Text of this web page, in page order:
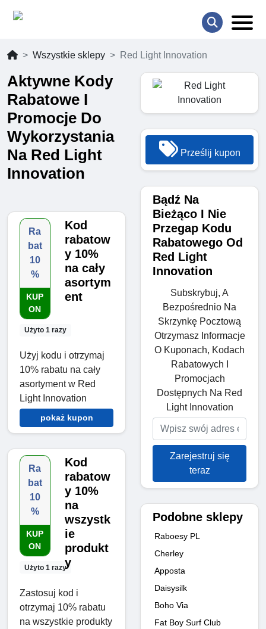
Wszystkie sklepy Red Light Innovation
Aktywne Kody
Rabatowe I
Promocje Do
Wykorzystania
Na Red Light
Innovation
Ra
bat
10
%
KUP
ON
Użyto 1 razy
Kod
rabatow
y 10%
na cały
asortym
ent
Użyj kodu i otrzymaj
10% rabatu na cały
asortyment w Red
Light Innovation
pokaż kupon
Ra
bat
10
%
KUP
ON
Użyto 1 razy
Kod
rabatow
y 10%
na
wszystk
ie
produkt
y
Zastosuj kod i
otrzymaj 10% rabatu
na wszystkie produkty
Prześlij kupon
Bądź Na
Bieżąco I Nie
Przegap Kodu
Rabatowego Od
Red Light
Innovation
Subskrybuj, A
Bezpośrednio Na
Skrzynkę Pocztową
Otrzymasz Informacje
O Kuponach, Kodach
Rabatowych I
Promocjach
Dostępnych Na Red
Light Innovation
Zarejestruj się
teraz
Podobne sklepy
Raboesy PL
Cherley
Apposta
Daisysilk
Boho Via
Fat Boy Surf Club